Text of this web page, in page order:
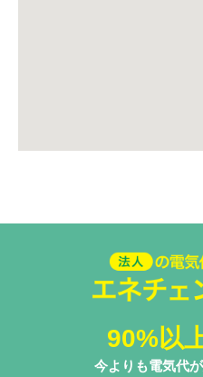
法人の電気代
チェンジ Biz
90%以
今よりも電気代